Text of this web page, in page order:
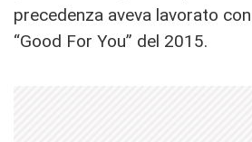
precedenza aveva lavorato
“Good For You” del 2015.